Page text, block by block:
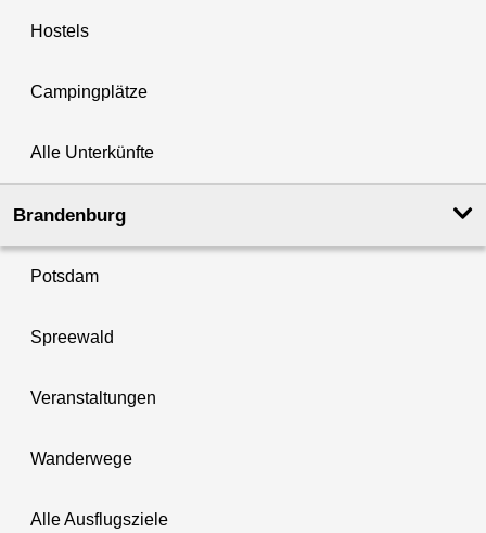
Hostels
Campingplätze
Alle Unterkünfte
Brandenburg
Potsdam
Spreewald
Veranstaltungen
Wanderwege
Alle Ausflugsziele